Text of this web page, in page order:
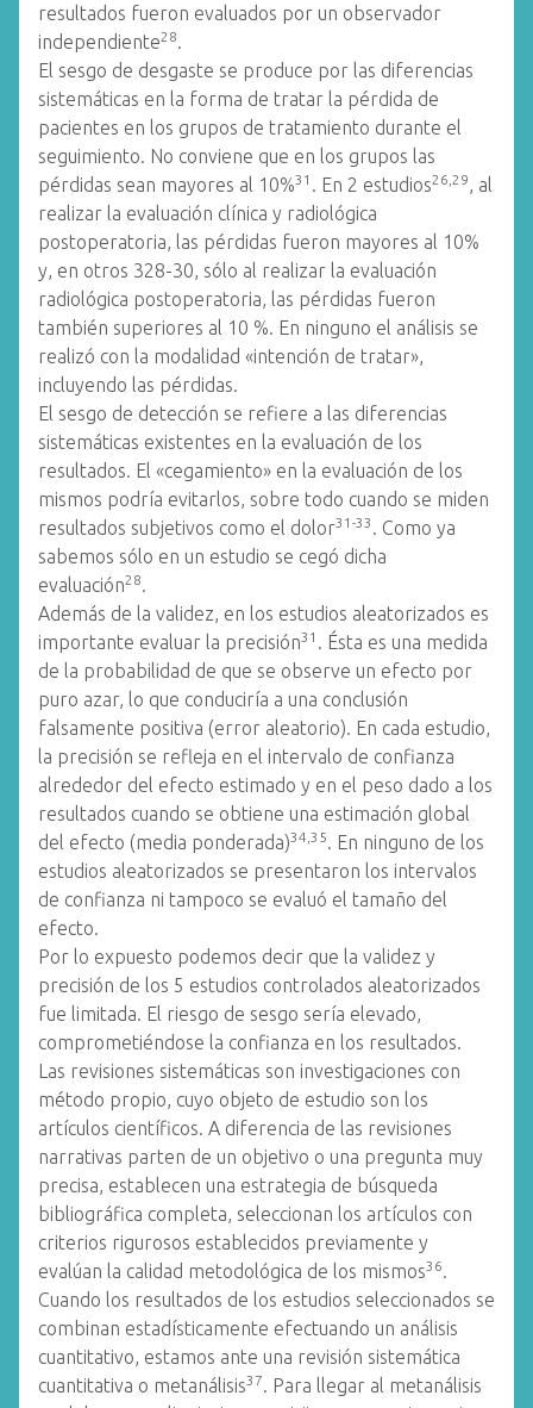
resultados fueron evaluados por un observador
independiente28.
El sesgo de desgaste se produce por las diferencias
sistemáticas en la forma de tratar la pérdida de
pacientes en los grupos de tratamiento durante el
seguimiento. No conviene que en los grupos las
pérdidas sean mayores al 10%31 . En 2 estudios26,29, al
realizar la evaluación clínica y radiológica
postoperatoria, las pérdidas fueron mayores al 10%
y, en otros 328-30, sólo al realizar la evaluación
radiológica postoperatoria, las pérdidas fueron
también superiores al 10 %. En ninguno el análisis se
realizó con la modalidad «intención de tratar»,
incluyendo las pérdidas.
El sesgo de detección se refiere a las diferencias
sistemáticas existentes en la evaluación de los
resultados. El «cegamiento» en la evaluación de los
mismos podría evitarlos, sobre todo cuando se miden
resultados subjetivos como el dolor31-33 . Como ya
sabemos sólo en un estudio se cegó dicha
evaluación28.
Además de la validez, en los estudios aleatorizados es
importante evaluar la precisión31 . Ésta es una medida
de la probabilidad de que se observe un efecto por
puro azar, lo que conduciría a una conclusión
falsamente positiva (error aleatorio). En cada estudio,
la precisión se refleja en el intervalo de confianza
alrededor del efecto estimado y en el peso dado a los
resultados cuando se obtiene una estimación global
del efecto (media ponderada)34,35. En ninguno de los
estudios aleatorizados se presentaron los intervalos
de confianza ni tampoco se evaluó el tamaño del
efecto.
Por lo expuesto podemos decir que la validez y
precisión de los 5 estudios controlados aleatorizados
fue limitada. El riesgo de sesgo sería elevado,
comprometiéndose la confianza en los resultados.
Las revisiones sistemáticas son investigaciones con
método propio, cuyo objeto de estudio son los
artículos científicos. A diferencia de las revisiones
narrativas parten de un objetivo o una pregunta muy
precisa, establecen una estrategia de búsqueda
bibliográfica completa, seleccionan los artículos con
criterios rigurosos establecidos previamente y
evalúan la calidad metodológica de los mismos36.
Cuando los resultados de los estudios seleccionados se
combinan estadísticamente efectuando un análisis
cuantitativo, estamos ante una revisión sistemática
cuantitativa o metanálisis37. Para llegar al metanálisis